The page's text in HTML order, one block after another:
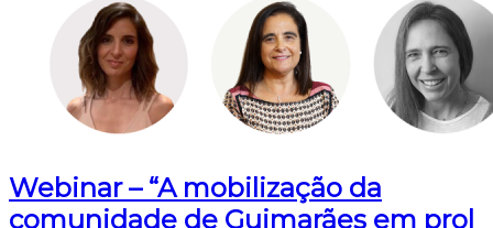
Webinar – “A mobilização da
comunidade de Guimarães em prol